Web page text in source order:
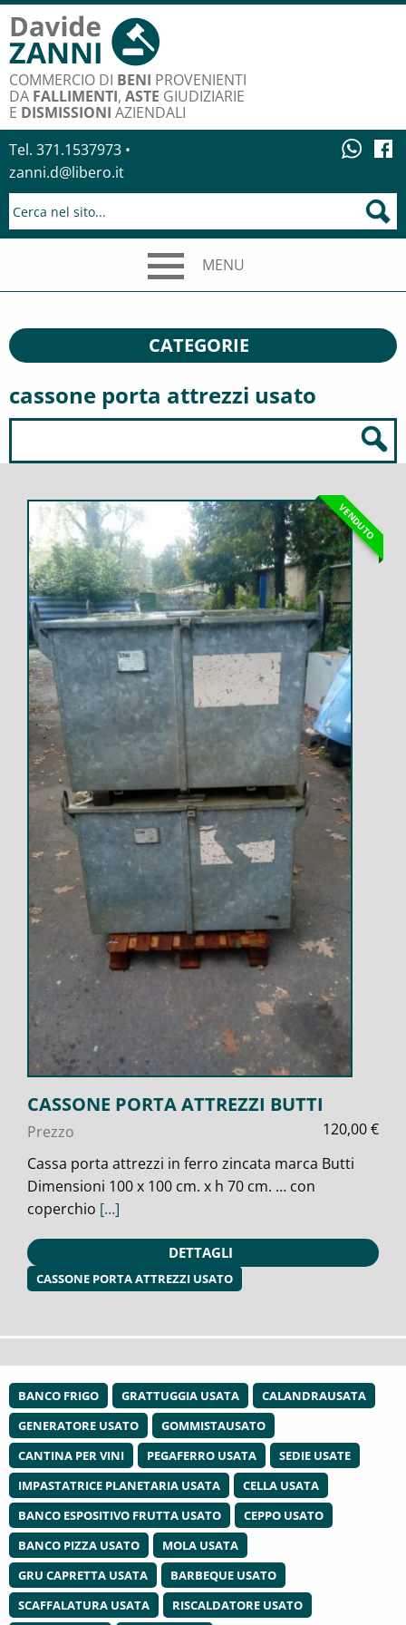
COMMERCIO DI BENI PROVENIENTI
DA FALLIMENTI, ASTE GIUDIZIARIE
E DISMISSIONI AZIENDALI
Tel. 371.1537973 •
zanni.d@libero.it
MENU
CATEGORIE
cassone porta attrezzi usato
VENDUTO
CASSONE PORTA ATTREZZI BUTTI
Prezzo 120,00€
Cassa porta attrezzi in ferro zincata marca Butti
Dimensioni 100 x 100 cm. x h 70 cm. … con
coperchio […]
DETTAGLI
CASSONE PORTA ATTREZZI USATO
BANCO FRIGO GRATTUGGIA USATA
CALANDRAUSATA
GENERATORE USATO
GOMMISTAUSATO
CANTINA PER VINI
PEGAFERRO USATA
SEDIE USATE
IMPASTATRICE PLANETARIA USATA
CELLA USATA
BANCO ESPOSITIVO FRUTTA USATO
CEPPO USATO
BANCO PIZZA USATO
MOLA USATA
GRU CAPRETTA USATA
BARBEQUE USATO
SCAFFALATURA USATA
RISCALDATORE USATO